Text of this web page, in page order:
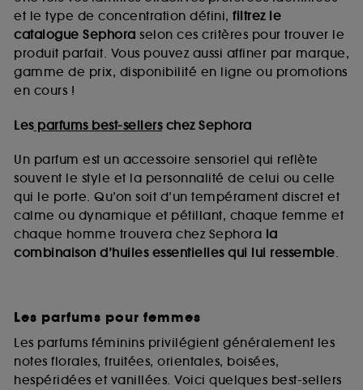
et le type de concentration défini, filtrez le
catalogue Sephora selon ces critères pour trouver le
produit parfait. Vous pouvez aussi affiner par marque,
gamme de prix, disponibilité en ligne ou promotions
en cours !
Lesparfums best-sellerschez Sephora
Un parfum est un accessoire sensoriel qui reflète
souvent le style et la personnalité de celui ou celle
qui le porte. Qu’on soit d’un tempérament discret et
calme ou dynamique et pétillant, chaque femme et
chaque homme trouvera chez Sephora la
combinaison d’huiles essentielles qui lui ressemble.
Les parfums pour femmes
Les parfums féminins privilégient généralement les
notes florales, fruitées, orientales, boisées,
hespéridées et vanillées. Voici quelques best-sellers